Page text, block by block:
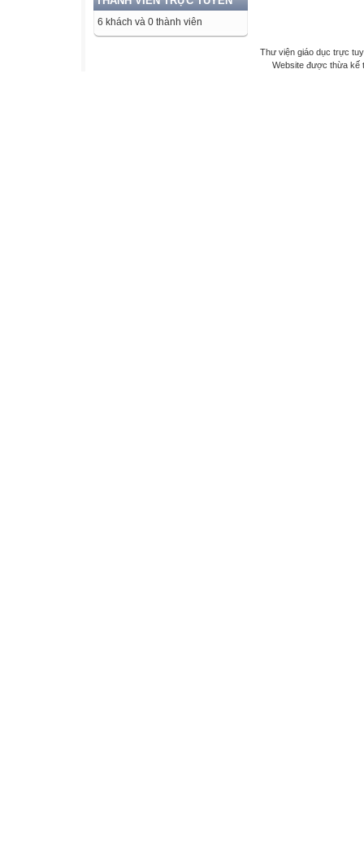
6 khách và 0 thành viên
Thư viện giáo dục trực
Website được thừa kế